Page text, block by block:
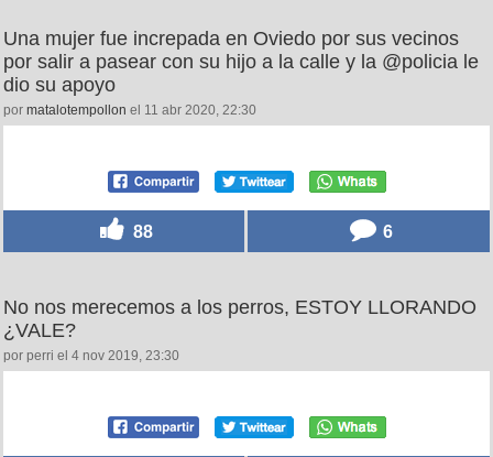
Una mujer fue increpada en Oviedo por sus vecinos
por salir a pasear con su hijo a la calle y la @policia le
dio su apoyo
por matalotempollon el 11 abr 2020, 22:30
88 6
No nos merecemos a los perros, ESTOY LLORANDO
¿VALE?
por perri el 4 nov 2019, 23:30